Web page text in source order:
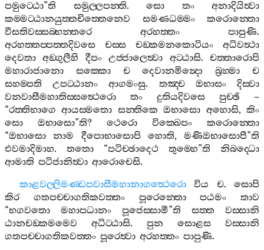
පමුට‍්ඨො”ති සමුල‍්ලපන‍්ති. සො තං
අනාදියිත්‍වා
කම‍්මට‍්ඨානයුත‍්තචිත‍්තෙනෙව
සමණධම‍්මං
කරොන‍්තො
වීසතිවස‍්සබ‍්භන‍්තරෙ
අරහත‍්තං පාපුණි.
අරහත‍්තප‍්පත‍්තදිවසෙ
චස‍්ස චඞ‍්කමනකොටියං
අධිවත්‍ථා
දෙවතා
අඞ‍්ගුලීහි දීපං උජ‍්ජාලෙත්‍වා අට‍්ඨාසි.චත‍්තාරොපි
මහාරාජානො
සක‍්කො ච දෙවානමින්‍දො බ්‍රහ‍්මා
ච
සහම‍්පති
උපට‍්ඨානං ආගමංසු. තඤ‍්ච ඔභාසං
දිස‍්වා
වනවාසීමහාතිස‍්සත්‍ථෙරො
තං දුතියදිවසෙ පුච‍්ඡි –
“රත‍්තිභාගෙ ආයස‍්මතො සන‍්තිකෙ ඔභාසො අහොසි,කිං
සො
ඔභාසො”ති? ථෙරො වික‍්ඛෙපං
කරොන‍්තො
“ඔභාසො නාම දීපොභාසොපි හොති, මණිඔභාසොපී”ති
එවමාදිමාහ. තතො “පටිච‍්ඡාදෙථ තුම‍්හෙ”ති
නිබද‍්ධො
ආමාති පටිජානිත්‍වා ආරොචෙසි.
කාළවල‍්ලිමණ‍්ඩපවාසීමහානාගත්‍ථෙරො
විය ච.සොපි
කිර
ගතපච‍්චාගතිකවත‍්තං පූරෙන‍්තො පඨමං
තාව
“භගවතො මහාපධානං පූජෙස‍්සාමී”ති සත‍්ත
වස‍්සානි
ඨානචඞ‍්කමමෙව
අධිට‍්ඨාසි. පුන සොළස
වස‍්සානි
ගතපච‍්චාගතිකවත‍්තං පූරෙත්‍වා අරහත‍්තං පාපුණි.